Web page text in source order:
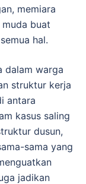
memiara
buat
hal.
dalam warga
struktur kerja
antara
kasus saling
dusun,
sama yang
jadikan